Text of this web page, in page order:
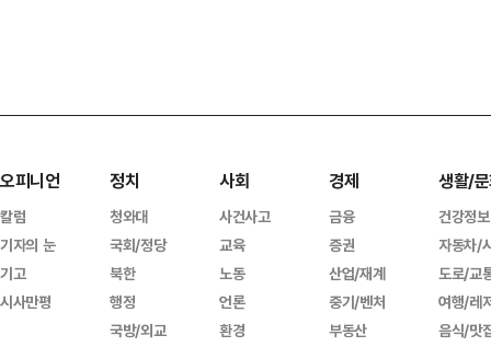
오피니언
칼럼
기자의 눈
기고
시사만평
정치
청와대
국회/정당
북한
행정
국방/외교
사회
사건사고
교육
노동
언론
환경
경제
금융
증권
산업/재계
중기/벤처
부동산
생활/
건강정보
자동차/
도로/교
여행/레
음식/맛